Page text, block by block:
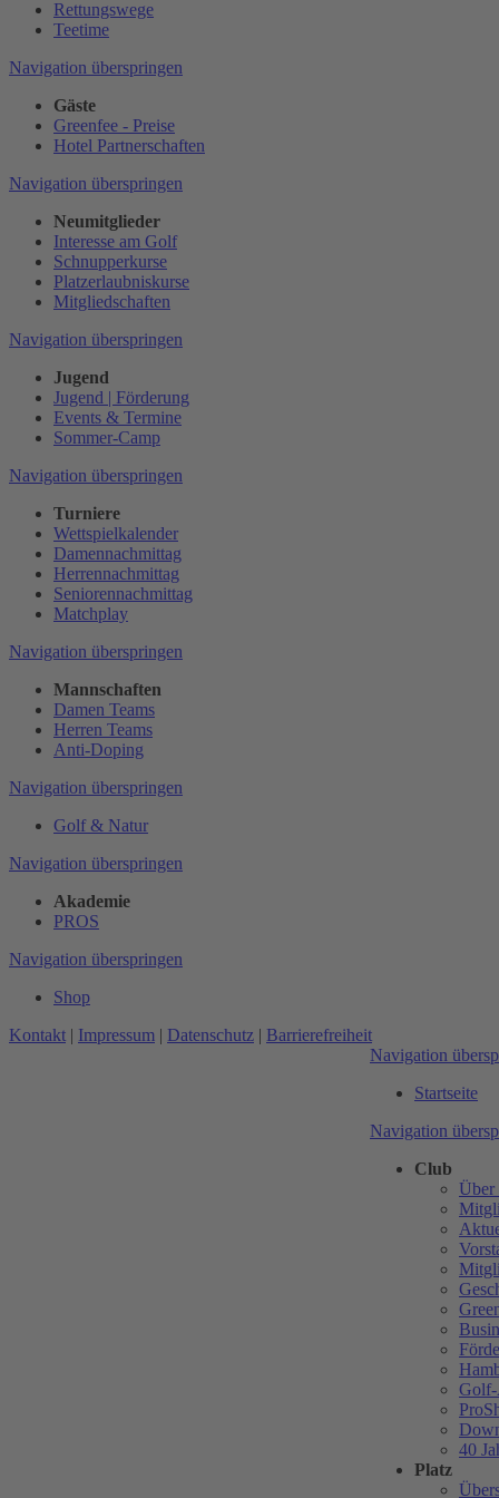
Rettungswege
Teetime
Navigation überspringen
Gäste
Greenfee - Preise
Hotel Partnerschaften
Navigation überspringen
Neumitglieder
Interesse am Golf
Schnupperkurse
Platzerlaubniskurse
Mitgliedschaften
Navigation überspringen
Jugend
Jugend | Förderung
Events & Termine
Sommer-Camp
Navigation überspringen
Turniere
Wettspielkalender
Damennachmittag
Herrennachmittag
Seniorennachmittag
Matchplay
Navigation überspringen
Mannschaften
Damen Teams
Herren Teams
Anti-Doping
Navigation überspringen
Golf & Natur
Navigation überspringen
Akademie
PROS
Navigation überspringen
Shop
Kontakt
Impressum Datenschutz
Barrierefreiheit
Navigation
Startseite
Navigation
Club
Über
40
Platz